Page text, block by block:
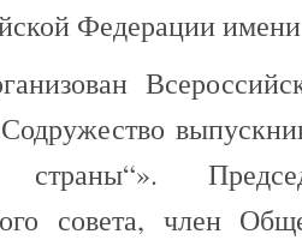
Федерации
совета, член